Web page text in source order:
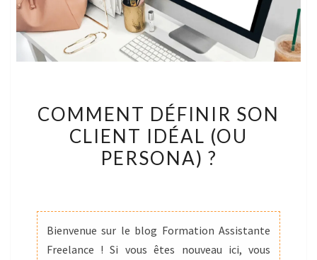
DÉFINIR
SON
CLIENT
PERSONA)
?
COMMENT DÉFINIR SON
CLIENT IDÉAL (OU
PERSONA) ?
Bienvenue sur le blog Formation Assistante
Freelance ! Si vous êtes nouveau ici, vous